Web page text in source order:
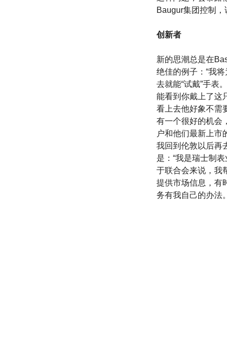
Baugur集团控制，
创新者
新的思潮总是在
绝佳的例子：“我
去就能“试戴”手表
能看到你戴上了这
看上去他好象不需
有一个很好的机会
户和他们最新上市
我回到伦敦以后再
是：“我是瑞士制
于联合会来说，我
提供市场信息，有
务有我自己的办法